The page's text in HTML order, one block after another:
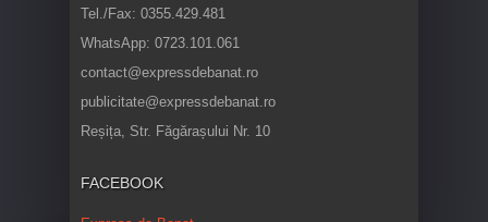
Tel./Fax: 0355.429.481
WhatsApp: 0723.101.061
contact@expressdebanat.ro
publicitate@expressdebanat.ro
Reșița, Str. Făgărașului Nr. 10
FACEBOOK